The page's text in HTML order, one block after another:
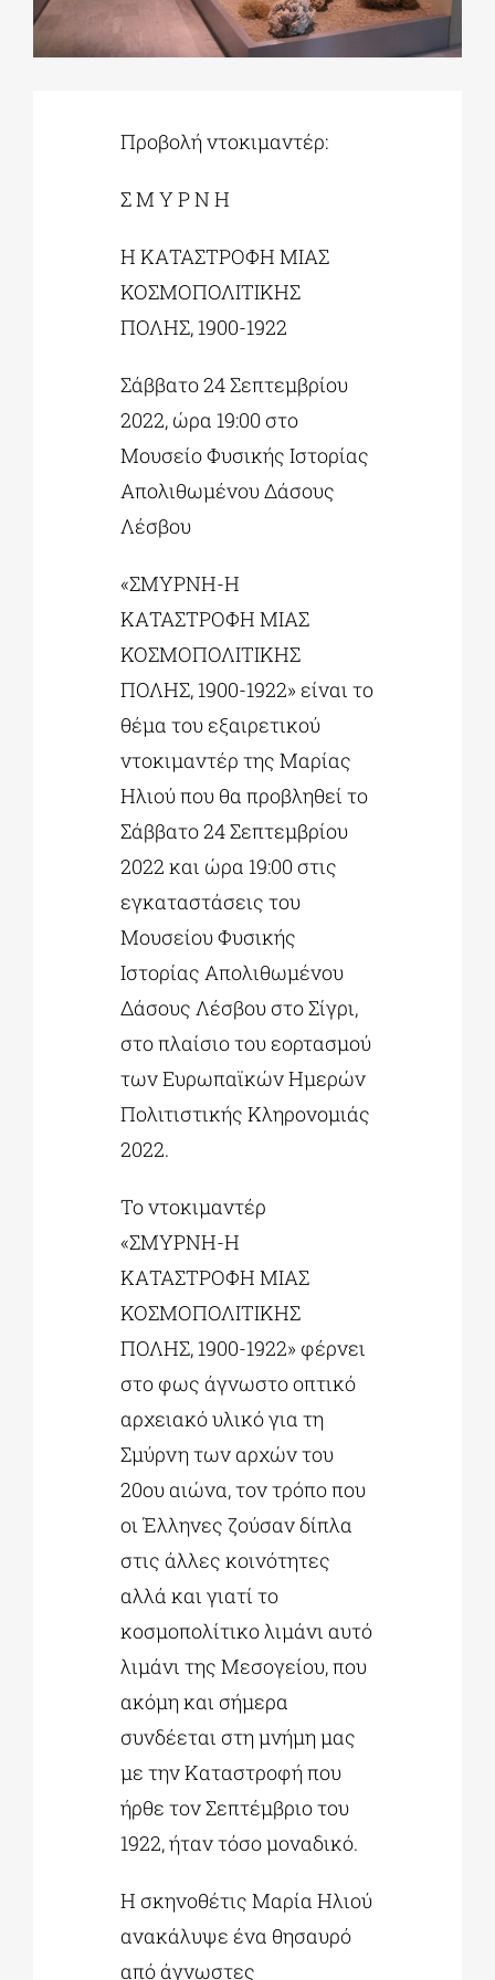
ΕΚΠΑΙΔΕΥΤΙΚΑ ΙΔΡΥΜΑΤΑ
ΠΟΛΙΤΙΣΤΙΚΟΙ ΦΟΡΕΙΣ
Προβολή ντοκιμαντέρ:
Σ Μ Υ Ρ Ν Η
Η ΚΑΤΑΣΤΡΟΦΗ ΜΙΑΣ
ΚΟΣΜΟΠΟΛΙΤΙΚΗΣ
ΠΟΛΗΣ, 1900-1922
Σάββατο 24 Σεπτεμβρίου
2022, ώρα 19:00 στο
Μουσείο Φυσικής Ιστορίας
Απολιθωμένου Δάσους
Λέσβου
«ΣΜΥΡΝΗ-Η
ΚΑΤΑΣΤΡΟΦΗ ΜΙΑΣ
ΚΟΣΜΟΠΟΛΙΤΙΚΗΣ
ΠΟΛΗΣ, 1900-1922» είναι το
θέμα του εξαιρετικού
ντοκιμαντέρ της Μαρίας
Ηλιού που θα προβληθεί το
Σάββατο 24 Σεπτεμβρίου
2022 και ώρα 19:00 στις
εγκαταστάσεις του
Μουσείου Φυσικής
Ιστορίας Απολιθωμένου
Δάσους Λέσβου στο Σίγρι,
στο πλαίσιο του εορτασμού
των Ευρωπαϊκών Ημερών
Πολιτιστικής Κληρονομιάς
2022.
Το ντοκιμαντέρ
«ΣΜΥΡΝΗ-Η
ΚΑΤΑΣΤΡΟΦΗ ΜΙΑΣ
ΚΟΣΜΟΠΟΛΙΤΙΚΗΣ
ΠΟΛΗΣ, 1900-1922» φέρνει
στο φως άγνωστο οπτικό
αρχειακό υλικό για τη
Σμύρνη των αρχών του
20ου αιώνα, τον τρόπο που
οι Έλληνες ζούσαν δίπλα
στις άλλες κοινότητες
αλλά και γιατί το
κοσμοπολίτικο λιμάνι αυτό
λιμάνι της Μεσογείου, που
ακόμη και σήμερα
συνδέεται στη μνήμη μας
με την Καταστροφή που
ήρθε τον Σεπτέμβριο του
1922, ήταν τόσο μοναδικό.
Η σκηνοθέτις Μαρία Ηλιού
ανακάλυψε ένα θησαυρό
από άγνωστες